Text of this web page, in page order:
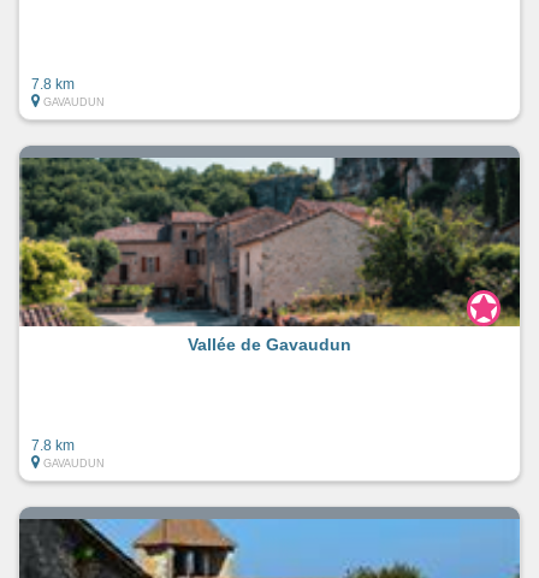
7.8 km
GAVAUDUN
Vallée de Gavaudun
7.8 km
GAVAUDUN